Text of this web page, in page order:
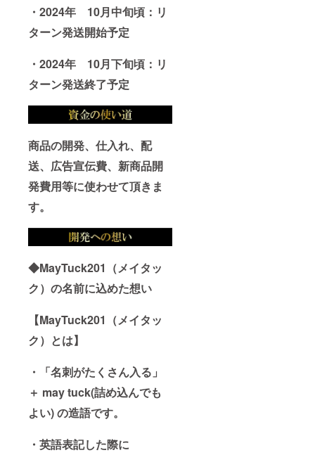
・2024年 10月中旬頃：リ
ターン発送開始予定
・2024年 10月下旬頃：リ
ターン発送終了予定
商品の開発、仕入れ、配
送、広告宣伝費、新商品開
発費用等に使わせて頂きま
す。
◆MayTuck201（メイタッ
ク）の名前に込めた想い
【MayTuck201（メイタッ
ク）とは】
・「名刺がたくさん入る」
＋ may tuck(詰め込んでも
よい) の造語です。
・英語表記した際に